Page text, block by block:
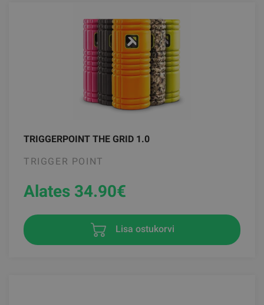
TRIGGERPOINT THE GRID 1.0
TRIGGER POINT
Alates 34.90€
Lisa ostukorvi